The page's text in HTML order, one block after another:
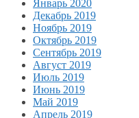
Январь 2020
Декабрь 2019
Ноябрь 2019
Октябрь 2019
Сентябрь 2019
Август 2019
Июль 2019
Июнь 2019
Май 2019
Апрель 2019